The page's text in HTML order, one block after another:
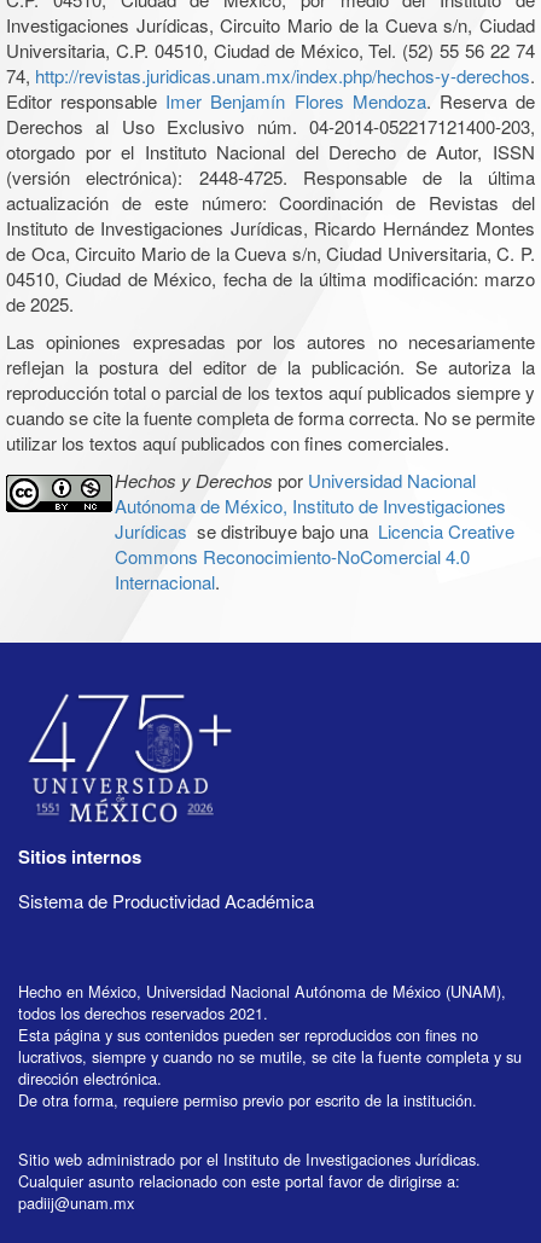
Investigaciones Jurídicas, Circuito Mario de la Cueva s/n, Ciudad
Universitaria, C.P. 04510, Ciudad de México, Tel. (52) 55 56 22 74
74, http://revistas.juridicas.unam.mx/index.php/hechos-y-derechos.
Editor responsable Imer Benjamín Flores Mendoza. Reserva de
Derechos al Uso Exclusivo núm. 04-2014-052217121400-203,
otorgado por el Instituto Nacional del Derecho de Autor, ISSN
(versión electrónica): 2448-4725. Responsable de la última
actualización de este número: Coordinación de Revistas del
Instituto de Investigaciones Jurídicas, Ricardo Hernández Montes
de Oca, Circuito Mario de la Cueva s/n, Ciudad Universitaria, C. P.
04510, Ciudad de México, fecha de la última modificación: marzo
de 2025.
Las opiniones expresadas por los autores no necesariamente
reflejan la postura del editor de la publicación. Se autoriza la
reproducción total o parcial de los textos aquí publicados siempre y
cuando se cite la fuente completa de forma correcta. No se permite
utilizar los textos aquí publicados con fines comerciales.
Hechos y Derechos por Universidad Nacional
Autónoma de México, Instituto de Investigaciones
Jurídicas se distribuye bajo una Licencia Creative
Commons Reconocimiento-NoComercial 4.0
Internacional.
Sitios internos
Sistema de Productividad Académica
Hecho en México, Universidad Nacional Autónoma de México (UNAM),
todos los derechos reservados 2021.
Esta página y sus contenidos pueden ser reproducidos con fines no
lucrativos, siempre y cuando no se mutile, se cite la fuente completa y su
dirección electrónica.
De otra forma, requiere permiso previo por escrito de la institución.
Sitio web administrado por el Instituto de Investigaciones Jurídicas.
Cualquier asunto relacionado con este portal favor de dirigirse a:
padiij@unam.mx